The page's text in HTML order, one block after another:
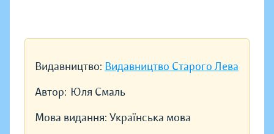
Видавництво: Видавництво Старого Лева
Автор: Юля Смаль
Мова видання: Українська мова